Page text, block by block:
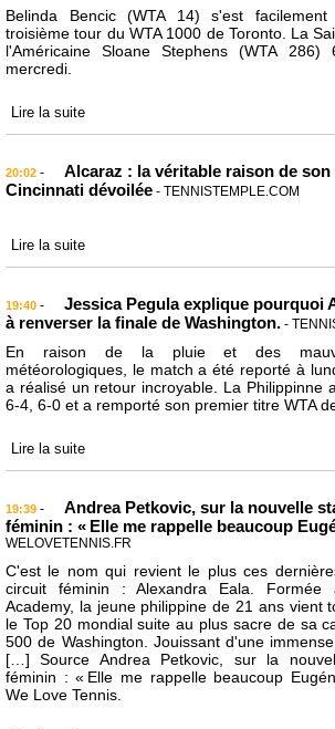
Belinda Bencic (WTA 14) s'est
troisième tour du WTA 1000 de Toronto. La
l'Américaine Sloane Stephens (WTA
mercredi.
Lire la suite
20:02 -
Alcaraz : la véritable raison de
Cincinnati dévoilée - TENNISTEMPLE.COM
Lire la suite
19:40 -
Jessica Pegula explique pourquoi
à renverser la finale de Washington. -
En raison de la pluie et des
météorologiques, le match a été reporté à
a réalisé un retour incroyable. La Philippinne
6-4, 6-0 et a remporté son premier titre WTA
Lire la suite
19:39 -
Andrea Petkovic, sur la nouvelle
féminin : « Elle me rappelle beaucoup
WELOVETENNIS.FR
C'est le nom qui revient le plus ces
circuit féminin : Alexandra Eala.
Academy, la jeune philippine de 21 ans vient
le Top 20 mondial suite au plus sacre de sa
500 de Washington. Jouissant d'une
[…] Source Andrea Petkovic, sur la
féminin : « Elle me rappelle beaucoup
We Love Tennis.